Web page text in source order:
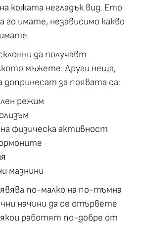
кожата негладък вид. Ето
имате, независимо какво
да получавт
мъжете. Други неща,
за появата са:
режим
физическа активност
мазнини
по-малко на по-тъмна
начини да се отървете
работят по-добре от